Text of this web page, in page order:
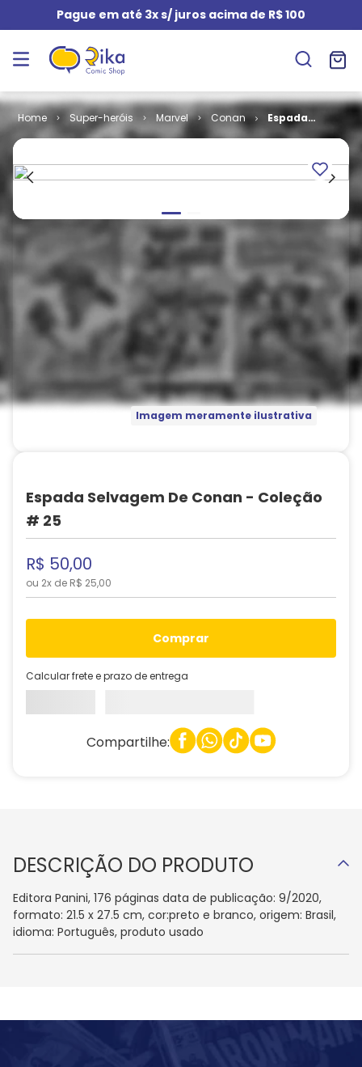
Pague em até 3x s/ juros acima de R$ 100
Super-heróis Marvel Conan
Espada
Selvagem de
Coleção # 25
Imagem meramente ilustrativa
Espada Selvagem De Conan - Coleção
# 25
R$ 50,00
ou 2x de R$ 25,00
comprar
Calcular frete e prazo de entrega
Compartilhe:
DESCRIÇÃO DO PRODUTO
Editora Panini, 176 páginas data de publicação: 9/2020,
formato: 21.5 x 27.5 cm, cor:preto e branco, origem: Brasil,
idioma: Português, produto usado